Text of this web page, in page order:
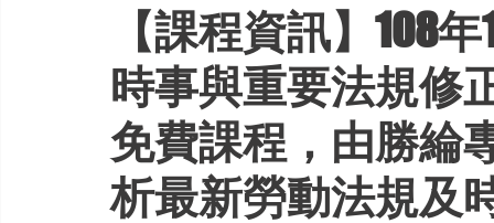
【課程資訊】108
時事與重要法規修
免費課程，由勝綸
析最新勞動法規及